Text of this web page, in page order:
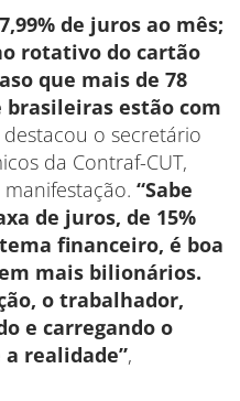
de juros ao mês;
rotativo do cartão
que mais de 78
estão com
destacou o secretário
da Contraf-CUT,
“Sabe
de juros, de 15%
financeiro, é boa
mais bilionários.
o trabalhador,
e carregando o
a realidade”,